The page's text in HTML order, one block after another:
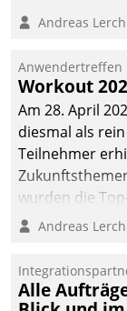
Teilnehmer
Cloud-
Lösungen mit
Andreas
Anwendertreffen
Workout
Am 28. April
diesmal als
Teilnehmer
wurden die
Andreas
Alle